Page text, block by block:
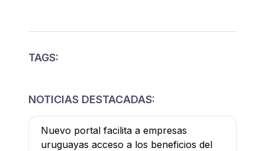
TAGS:
NOTICIAS DESTACADAS:
Nuevo portal facilita a empresas
uruguayas acceso a los beneficios del